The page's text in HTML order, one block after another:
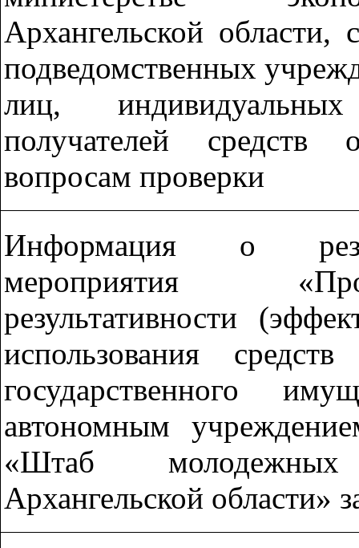
Архангельской
подведомственных
лиц,
получателей средств
вопросам проверки
Информация о
мероприятия
результативности
использования
государственного
автономным
«Штаб
Архангельской области»